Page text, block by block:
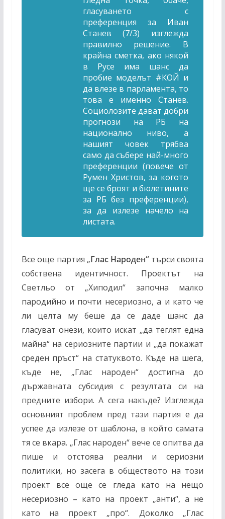
гласуването с
преференция за Иван
Станев (7/3) изглежда
правилно решение. В
крайна сметка, ако някой
в Русе има шанс да
пробие моделът #КОЙ и
да влезе в парламента, то
това е именно Станев.
Социолозите дават добри
прогнози на РБ на
национално ниво, а
нашият човек трябва
само да събере най-много
преференции (повече от
Румен Христов, за когото
ще се броят и бюлетините
за РБ без преференции),
за да излезе начело на
листата.
Все още партия „Глас Народен“ търси своята
собствена идентичност. Проектът на
Светльо от „Хиподил“ започна малко
пародийно и почти несериозно, а и като че
ли целта му беше да се даде шанс да
гласуват онези, които искат „да теглят една
майна“ на сериозните партии и „да покажат
среден пръст“ на статуквото. Къде на шега,
къде не, „Глас народен“ достигна до
държавната субсидия с резултата си на
предните избори. А сега накъде? Изглежда
основният проблем пред тази партия е да
успее да излезе от шаблона, в който самата
тя се вкара. „Глас народен“ вече се опитва да
пише и отстоява реални и сериозни
политики, но засега в обществото на този
проект все още се гледа като на нещо
несериозно – като на проект „анти“, а не
като на проект „про“. Доколко „Глас